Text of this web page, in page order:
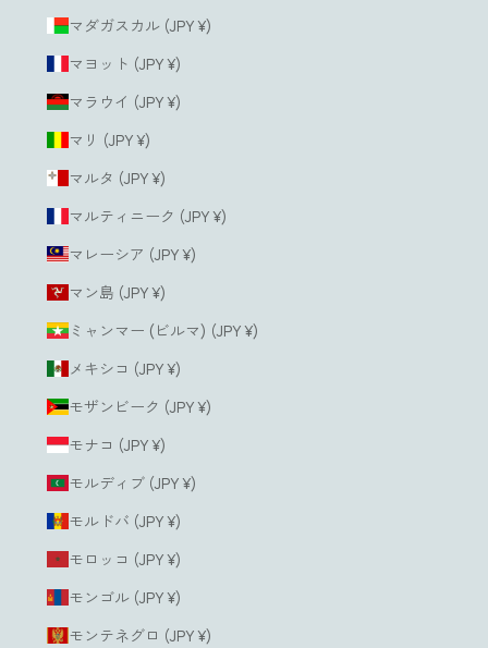
マダガスカル (JPY ¥)
マヨット (JPY ¥)
マラウイ (JPY ¥)
マリ (JPY ¥)
マルタ (JPY ¥)
マルティニーク (JPY ¥)
マレーシア (JPY ¥)
マン島 (JPY ¥)
ミャンマー (ビルマ) (JPY ¥)
メキシコ (JPY ¥)
モザンビーク (JPY ¥)
モナコ (JPY ¥)
モルディブ (JPY ¥)
モルドバ (JPY ¥)
モロッコ (JPY ¥)
モンゴル (JPY ¥)
モンテネグロ (JPY ¥)